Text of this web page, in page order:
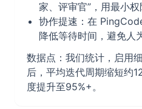
家、评审官”，用最小权
协作提速：在
降低等待时间，避免人
数据点：我们统计，启用
后，平均迭代周期缩短约
度提升至95%+。